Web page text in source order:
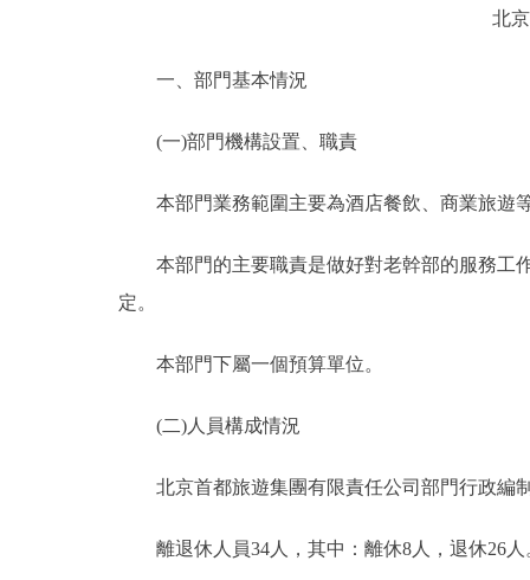
便民服務
北
一、部門基本情況
(一)部門機構設置、職責
本部門業務範圍主要為酒店餐飲、商業旅遊等
本部門的主要職責是做好對老幹部的服務工作
定。
本部門下屬一個預算單位。
(二)人員構成情況
北京首都旅遊集團有限責任公司部門行政編制
離退休人員34人，其中：離休8人，退休26人